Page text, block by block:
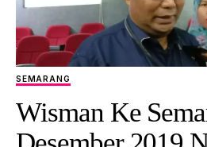
SEMARANG
Wisman Ke